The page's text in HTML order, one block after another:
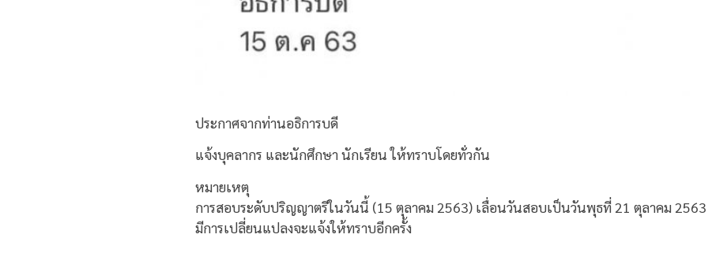
ประกาศจากท่านอธิการบดี
แจ้งบุคลากร และนักศึกษา นักเรียน ให้ทราบโดยทั่วกัน
หมายเหตุ
การสอบระดับปริญญาตรีในวันนี้ (15 ตุลาคม 2563) เลื่อนวันสอบเป็นวันพุธที่ 21 ตุลาคม 2563
มีการเปลี่ยนแปลงจะแจ้งให้ทราบอีกครั้ง